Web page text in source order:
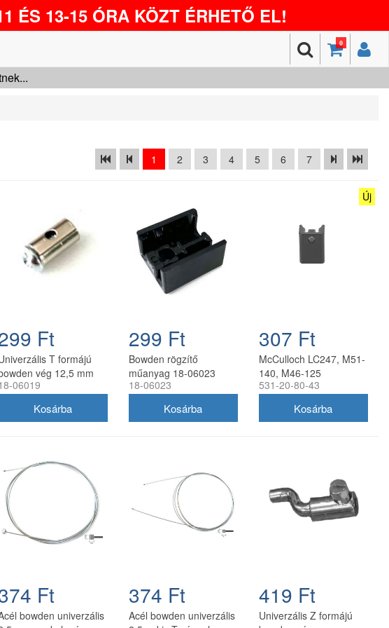
ÉS 13-15 ÓRA KÖZT ÉRHETŐ EL!
0
1 2 3 4 5 6 7
Ft
T formájú
vég 12,5 mm
06019
06019
299 Ft
Bowden rögzítő
műanyag 18-06023
18-06023
Új
307 Ft
McCulloch LC247, M51-
140, M46-125
bowdenrögzítő 35 mm
531-20-80-43
Ft
bowden univerzális
374 Ft
Acél bowden univerzális
419 Ft
Univerzális Z formájú